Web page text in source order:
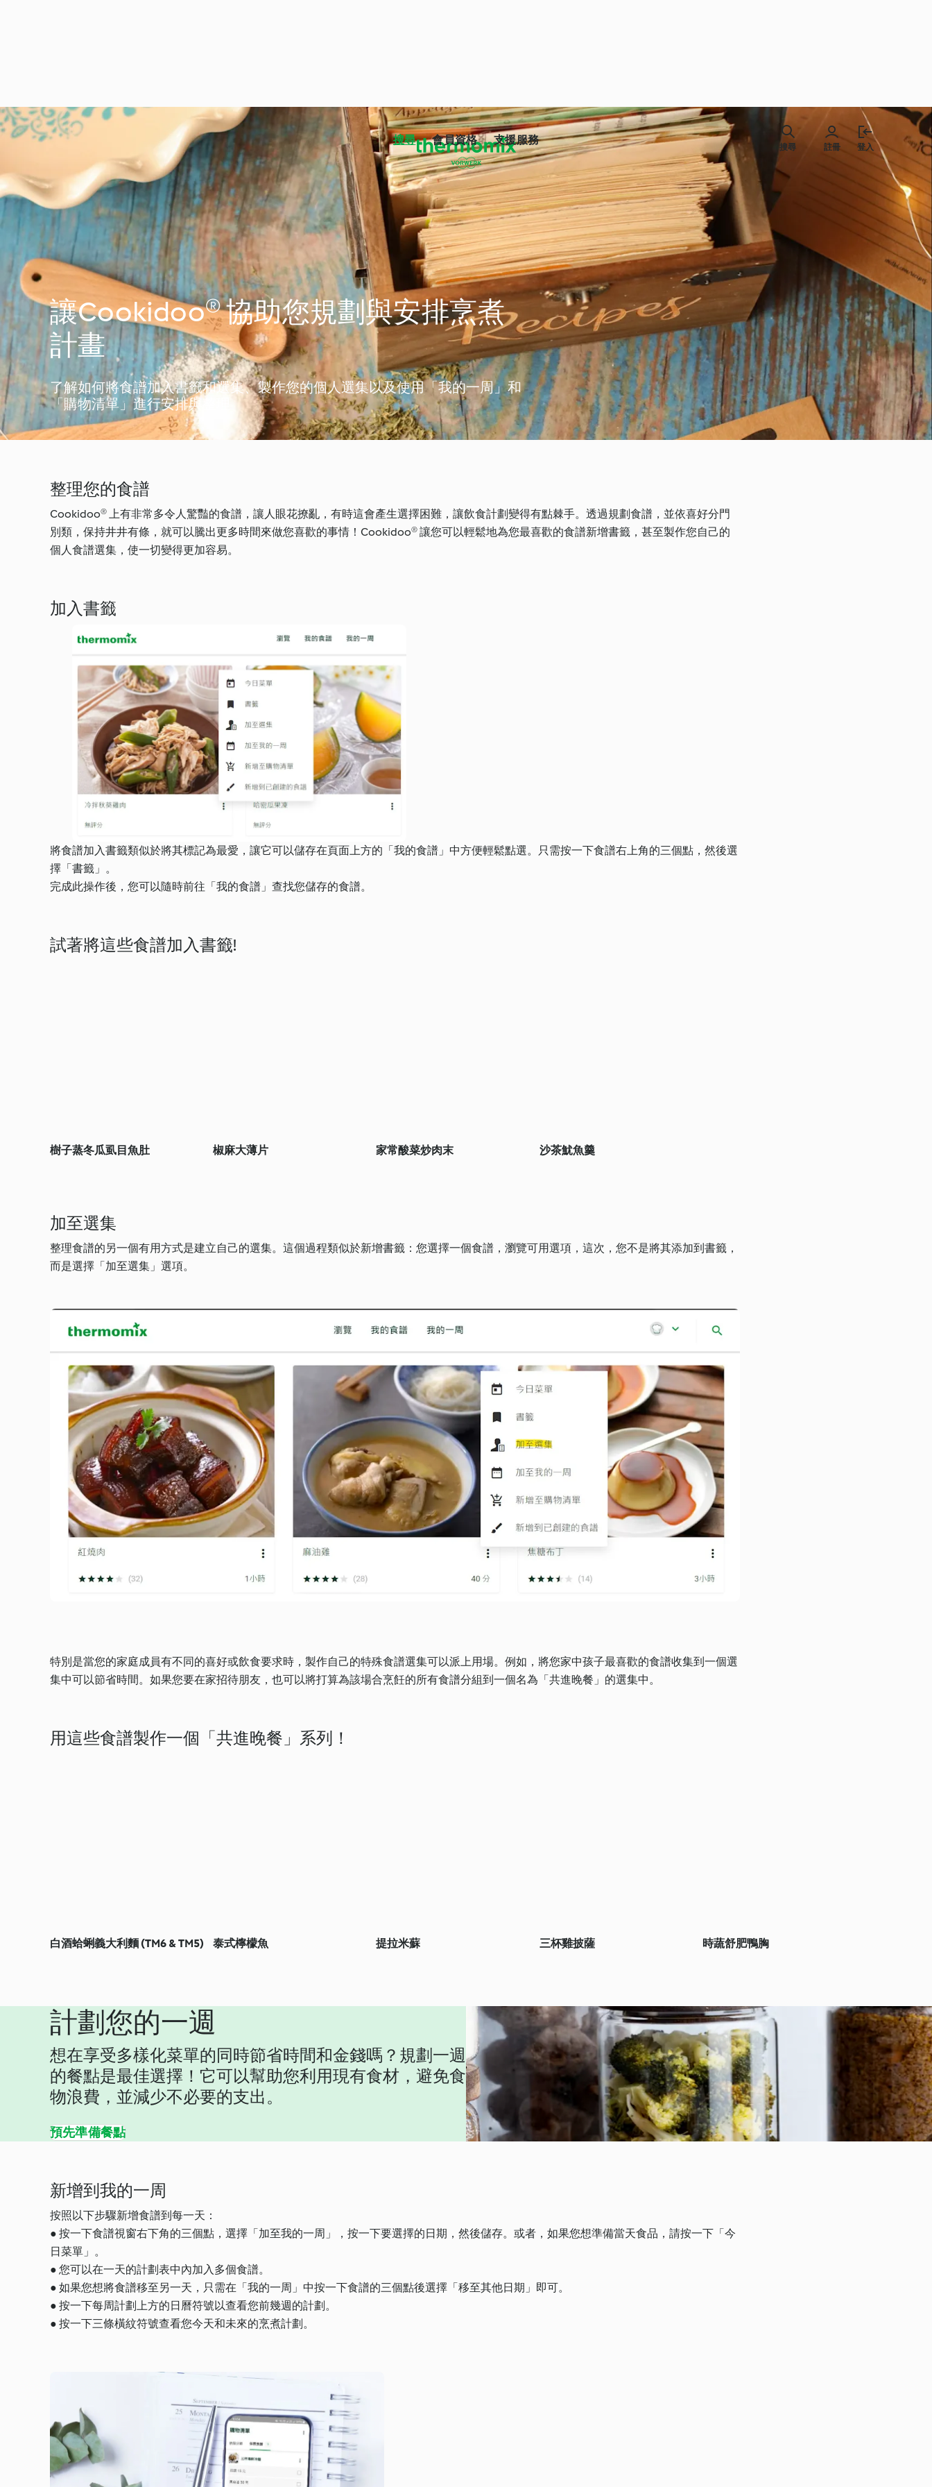
搜尋 會員資格 支援服務
註冊 登入
搜尋
讓Cookidoo® 協助您規劃與安排烹煮
計畫
了解如何將食譜加入書籤和選集、製作您的個人選集以及使用「我的一周」和
「購物清單」進行安排與整理
整理您的食譜
Cookidoo® 上有非常多令人驚豔的食譜，讓人眼花撩亂，有時這會產生選擇困難，讓飲食計劃變得有點棘手。透過規劃食譜，並依喜好分門
別類，保持井井有條，就可以騰出更多時間來做您喜歡的事情！Cookidoo® 讓您可以輕鬆地為您最喜歡的食譜新增書籤，甚至製作您自己的
個人食譜選集，使一切變得更加容易。
加入書籤
將食譜加入書籤類似於將其標記為最愛，讓它可以儲存在頁面上方的「我的食譜」中方便輕鬆點選。只需按一下食譜右上角的三個點，然後選
擇「書籤」。
完成此操作後，您可以隨時前往「我的食譜」查找您儲存的食譜。
試著將這些食譜加入書籤!
樹子蒸冬瓜虱目魚肚 椒麻大薄片 家常酸菜炒肉末 沙茶魷魚羹
加至選集
整理食譜的另一個有用方式是建立自己的選集。這個過程類似於新增書籤：您選擇一個食譜，瀏覽可用選項，這次，您不是將其添加到書籤，
而是選擇「加至選集」選項。
特別是當您的家庭成員有不同的喜好或飲食要求時，製作自己的特殊食譜選集可以派上用場。例如，將您家中孩子最喜歡的食譜收集到一個選
集中可以節省時間。如果您要在家招待朋友，也可以將打算為該場合烹飪的所有食譜分組到一個名為「共進晚餐」的選集中。
用這些食譜製作一個「共進晚餐」系列！
白酒蛤蜊義大利麵 (TM6 & TM5) 泰式檸檬魚 提拉米蘇 三杯雞披薩 時蔬舒肥鴨胸
計劃您的一週
想在享受多樣化菜單的同時節省時間和金錢嗎？規劃一週
的餐點是最佳選擇！它可以幫助您利用現有食材，避免食
物浪費，並減少不必要的支出。
預先準備餐點
新增到我的一周
按照以下步驟新增食譜到每一天：
● 按一下食譜視窗右下角的三個點，選擇「加至我的一周」，按一下要選擇的日期，然後儲存。或者，如果您想準備當天食品，請按一下「今
日菜單」。
● 您可以在一天的計劃表中內加入多個食譜。
● 如果您想將食譜移至另一天，只需在「我的一周」中按一下食譜的三個點後選擇「移至其他日期」即可。
● 按一下每周計劃上方的日曆符號以查看您前幾週的計劃。
● 按一下三條橫紋符號查看您今天和未來的烹煮計劃。